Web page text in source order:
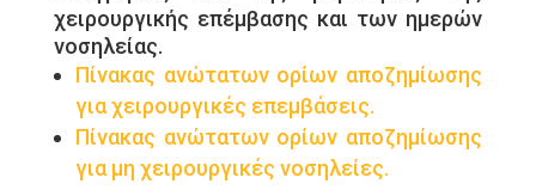
χειρουργικής επέμβασης και των ημερών
νοσηλείας.
Πίνακας ανώτατων ορίων αποζημίωσης
για χειρουργικές επεμβάσεις.
Πίνακας ανώτατων ορίων αποζημίωσης
για μη χειρoυργικές νοσηλείες.